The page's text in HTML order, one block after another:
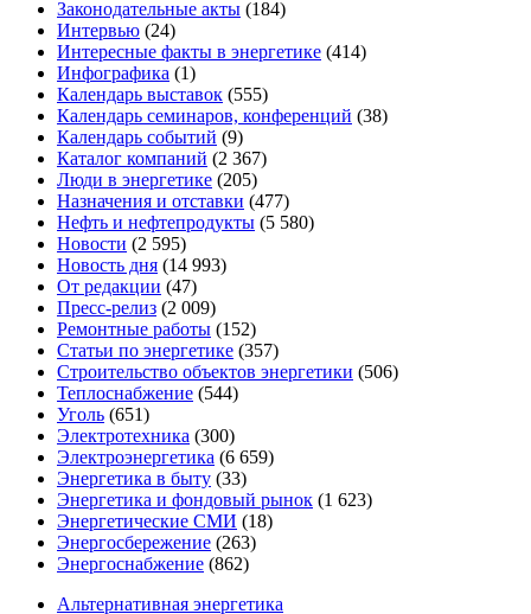
Законодательные акты (184)
Интервью (24)
Интересные факты в энергетике (414)
Инфографика (1)
Календарь выставок (555)
Календарь семинаров, конференций (38)
Календарь событий (9)
Каталог компаний (2 367)
Люди в энергетике (205)
Назначения и отставки (477)
Нефть и нефтепродукты (5 580)
Новости (2 595)
Новость дня (14 993)
От редакции (47)
Пресс-релиз (2 009)
Ремонтные работы (152)
Статьи по энергетике (357)
Строительство объектов энергетики (506)
Теплоснабжение (544)
Уголь (651)
Электротехника (300)
Электроэнергетика (6 659)
Энергетика в быту (33)
Энергетика и фондовый рынок (1 623)
Энергетические СМИ (18)
Энергосбережение (263)
Энергоснабжение (862)
Альтернативная энергетика